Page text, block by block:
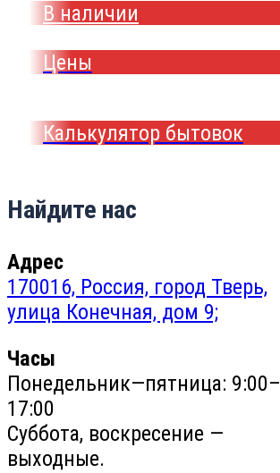
В наличии
Цены
Калькулятор бытовок
Найдите нас
Адрес
170016, Россия, город Тверь,
улица Конечная, дом 9;
Часы
Понедельник—пятница: 9:00–
17:00
Суббота, воскресение —
выходные.